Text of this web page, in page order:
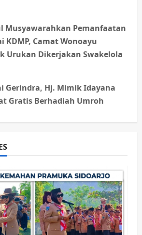
Musyawarahkan Pemanfaatan
KDMP, Camat Wonoayu
Urukan Dikerjakan Swakelola
Gerindra, Hj. Mimik Idayana
Gratis Berhadiah Umroh